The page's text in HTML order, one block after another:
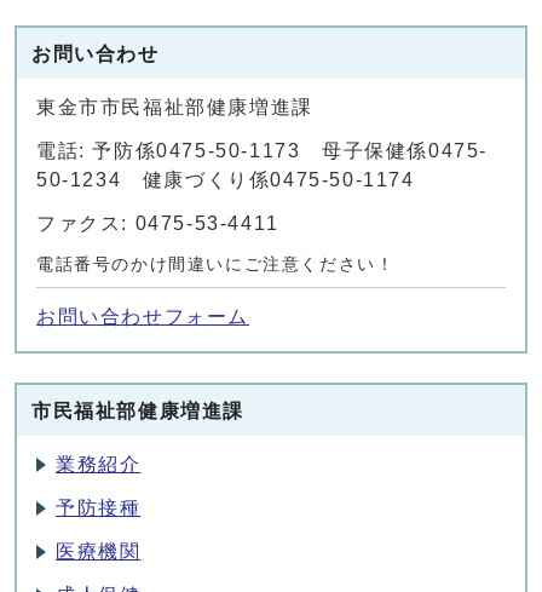
お問い合わせ
東金市市民福祉部健康増進課
電話: 予防係0475-50-1173 母子保健係0475-
50-1234 健康づくり係0475-50-1174
ファクス: 0475-53-4411
電話番号のかけ間違いにご注意ください！
お問い合わせフォーム
市民福祉部健康増進課
業務紹介
予防接種
医療機関